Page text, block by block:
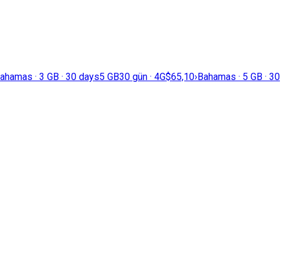
· 3 GB · 30 days5 GB30 gün · 4G$65,10›Bahamas · 5 GB · 30